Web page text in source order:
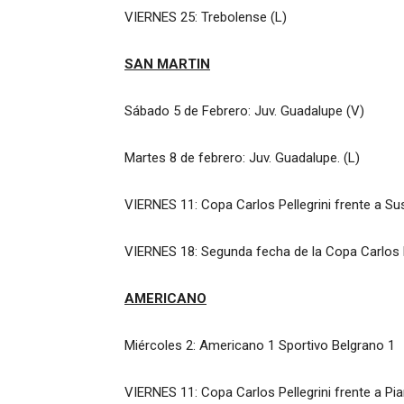
VIERNES 25: Trebolense (L)
SAN MARTIN
Sábado 5 de Febrero: Juv. Guadalupe (V)
Martes 8 de febrero: Juv. Guadalupe. (L)
VIERNES 11: Copa Carlos Pellegrini frente a
VIERNES 18: Segunda fecha de la Copa Carlos
AMERICANO
Miércoles 2: Americano 1 Sportivo Belgrano 1
VIERNES 11: Copa Carlos Pellegrini frente a